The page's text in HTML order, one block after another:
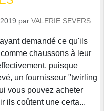
par VALERIE SEVERS
demandé ce qu'ils
chaussons à leur
puisque
un fournisseur "twirling
vous pouvez acheter
ils coûtent une certa...